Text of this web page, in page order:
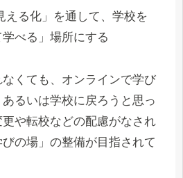
える化」を通して、学校を
学べる」場所にする
くても、オンラインで学び
るいは学校に戻ろうと思っ
や転校などの配慮がなされ
の場」の整備が目指されて